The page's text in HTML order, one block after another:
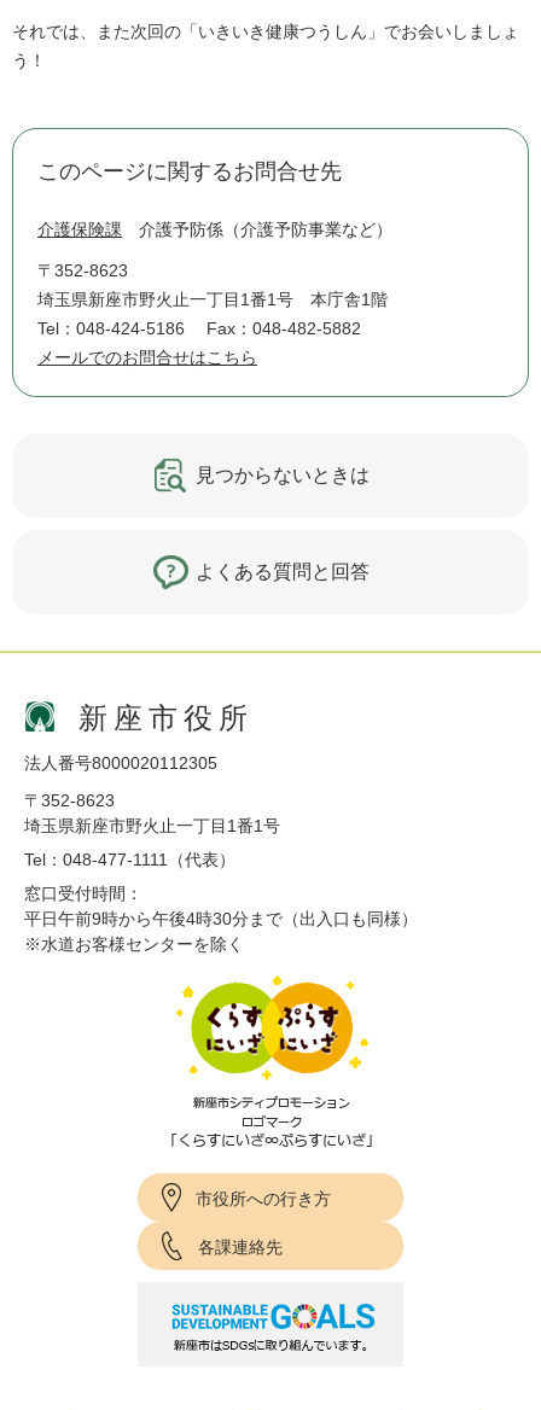
それでは、また次回の「いきいき健康つうしん」でお会いしましょ
う！
このページに関するお問合せ先
介護保険課 介護予防係（介護予防事業など）
〒352-8623
埼玉県新座市野火止一丁目1番1号 本庁舎1階
Tel：048-424-5186
Fax：048-482-5882
メールでのお問合せはこちら
見つからないときは
よくある質問と回答
新座市役所
法人番号8000020112305
〒352-8623
埼玉県新座市野火止一丁目1番1号
Tel：048-477-1111（代表）
窓口受付時間：
平日午前9時から午後4時30分まで（出入口も同様）
※水道お客様センターを除く
市役所への行き方
各課連絡先